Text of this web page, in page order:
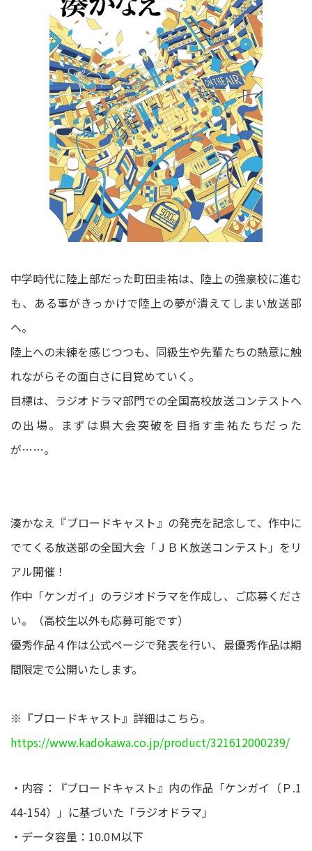
中学時代に陸上部だった町田圭祐は、陸上の強豪校に進む
も、ある事がきっかけで陸上の夢が潰えてしまい放送部
へ。
陸上への未練を感じつつも、同級生や先輩たちの熱意に触
れながらその面白さに目覚めていく。
目標は、ラジオドラマ部門での全国高校放送コンテストへ
の出場。まずは県大会突破を目指す圭祐たちだった
が……。
湊かなえ『ブロードキャスト』の発売を記念して、作中に
でてくる放送部の全国大会「ＪＢＫ放送コンテスト」をリ
アル開催！
作中「ケンガイ」のラジオドラマを作成し、ご応募くださ
い。（高校生以外も応募可能です）
優秀作品４作は公式ページで発表を行い、最優秀作品は期
間限定で公開いたします。
※『ブロードキャスト』詳細はこちら。
https://www.kadokawa.co.jp/product/321612000239/
・内容：『ブロードキャスト』内の作品「ケンガイ（Ｐ.1
44-154）」に基づいた「ラジオドラマ」
・データ容量：10.0Ｍ以下